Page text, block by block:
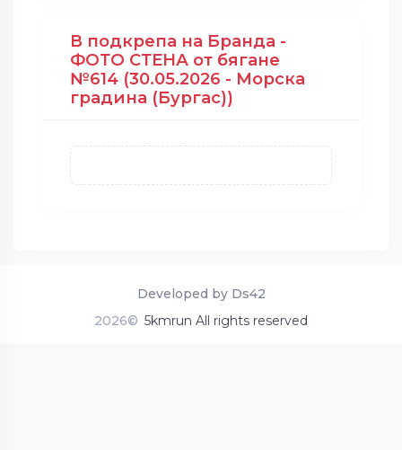
В подкрепа на Бранда -
ФОТО СТЕНА от бягане
№614 (30.05.2026 - Морска
градина (Бургас))
2026© 5kmrun All rights reserved
Developed by Ds42